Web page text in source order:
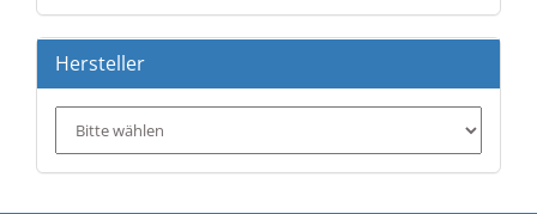
EIN.
Hersteller